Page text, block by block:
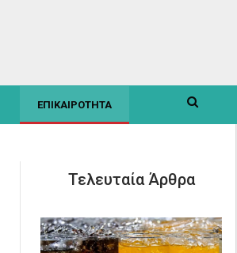
ΕΠΙΚΑΙΡΟΤΗΤΑ
Τελευταία Άρθρα